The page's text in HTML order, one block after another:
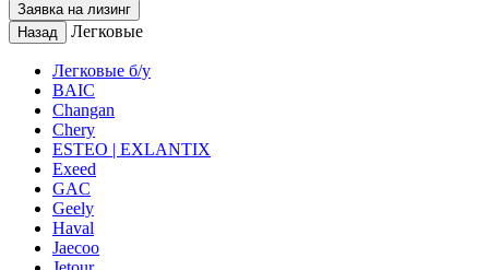
Заявка на лизинг
Назад
Легковые
Легковые б/у
BAIC
Changan
Chery
ESTEO | EXLANTIX
Exeed
GAC
Geely
Haval
Jaecoo